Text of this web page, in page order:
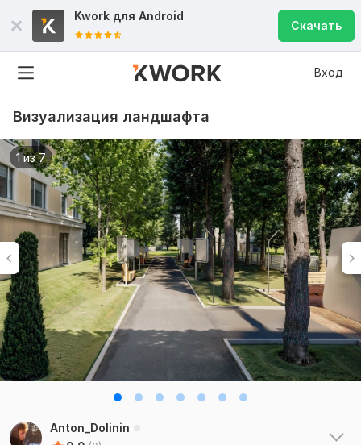
Kwork для Android
Скачать
Вход
Визуализация ландшафта
1 из 7
Anton_Dolinin